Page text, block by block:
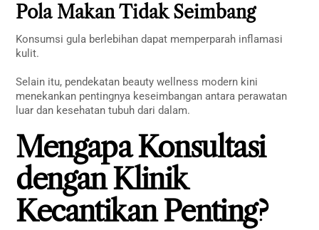
Pola Makan Tidak Seimbang
Konsumsi gula berlebihan dapat memperparah inflamasi
kulit.
Selain itu, pendekatan beauty wellness modern kini
menekankan pentingnya keseimbangan antara perawatan
luar dan kesehatan tubuh dari dalam.
Mengapa Konsultasi
dengan Klinik
Kecantikan Penting?